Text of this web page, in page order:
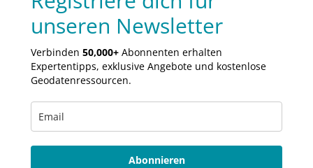
unseren Newsletter
Verbinden 50,000+ Abonnenten erhalten
Expertentipps, exklusive Angebote und kostenlose
Geodatenressourcen.
Abonnieren